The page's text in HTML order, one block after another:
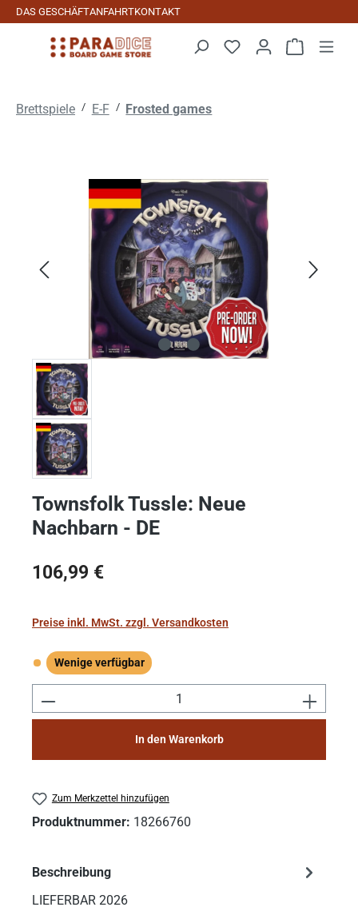
Zum Hauptinhalt springen
DAS GESCHÄFTANFAHRTKONTAKT
Brettspiele / E-F / Frosted games
Bildergalerie überspringen
Townsfolk Tussle: Neue
Nachbarn - DE
Regulärer Preis:
106,99 €
Preise inkl. MwSt. zzgl. Versandkosten
Wenige verfügbar
Wenige verfügbar
Produkt Anzahl: Gib den gewünschten
In den Warenkorb
Zum Merkzettel hinzufügen
Produktnummer: 18266760
Beschreibung
LIEFERBAR 2026